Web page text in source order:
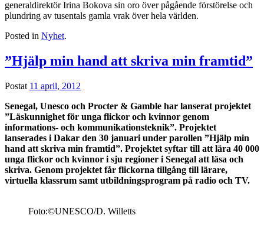
generaldirektör Irina Bokova sin oro över pågående förstörelse och
plundring av tusentals gamla vrak över hela världen.
Posted in Nyhet.
”Hjälp min hand att skriva min framtid”
Postat 11 april, 2012
Senegal, Unesco och Procter & Gamble har lanserat projektet
”Läskunnighet för unga flickor och kvinnor genom
informations- och kommunikationsteknik”. Projektet
lanserades i Dakar den 30 januari under parollen ”Hjälp min
hand att skriva min framtid”. Projektet syftar till att lära 40 000
unga flickor och kvinnor i sju regioner i Senegal att läsa och
skriva. Genom projektet får flickorna tillgång till lärare,
virtuella klassrum samt utbildningsprogram på radio och TV.
Foto:©UNESCO/D. Willetts